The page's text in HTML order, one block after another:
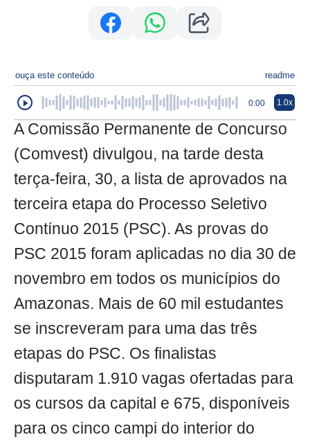
ouça este conteúdo readme
0:00 1.0x
A Comissão Permanente de Concurso
(Comvest) divulgou, na tarde desta
terça-feira, 30, a lista de aprovados na
terceira etapa do Processo Seletivo
Contínuo 2015 (PSC). As provas do
PSC 2015 foram aplicadas no dia 30 de
novembro em todos os municípios do
Amazonas. Mais de 60 mil estudantes
se inscreveram para uma das três
etapas do PSC. Os finalistas
disputaram 1.910 vagas ofertadas para
os cursos da capital e 675, disponíveis
para os cinco campi do interior do